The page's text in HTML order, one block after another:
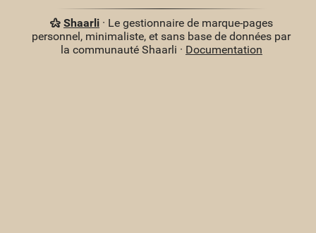
Shaarli· Le gestionnaire de marque-pages
personnel, minimaliste, et sans base de données par
la communauté Shaarli · Documentation